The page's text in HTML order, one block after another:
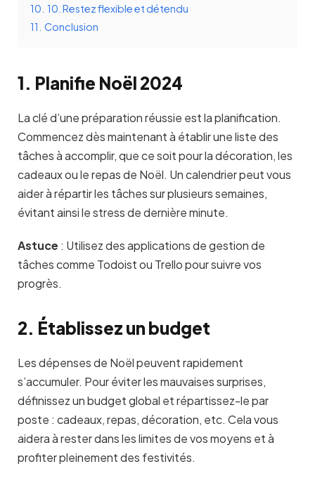
10. 10. Restez flexible et détendu
11. Conclusion
1. Planifie Noël 2024
La clé d’une préparation réussie est la planification.
Commencez dès maintenant à établir une liste des
tâches à accomplir, que ce soit pour la décoration, les
cadeaux ou le repas de Noël. Un calendrier peut vous
aider à répartir les tâches sur plusieurs semaines,
évitant ainsi le stress de dernière minute.
Astuce : Utilisez des applications de gestion de
tâches comme Todoist ou Trello pour suivre vos
progrès.
2. Établissez un budget
Les dépenses de Noël peuvent rapidement
s’accumuler. Pour éviter les mauvaises surprises,
définissez un budget global et répartissez-le par
poste : cadeaux, repas, décoration, etc. Cela vous
aidera à rester dans les limites de vos moyens et à
profiter pleinement des festivités.